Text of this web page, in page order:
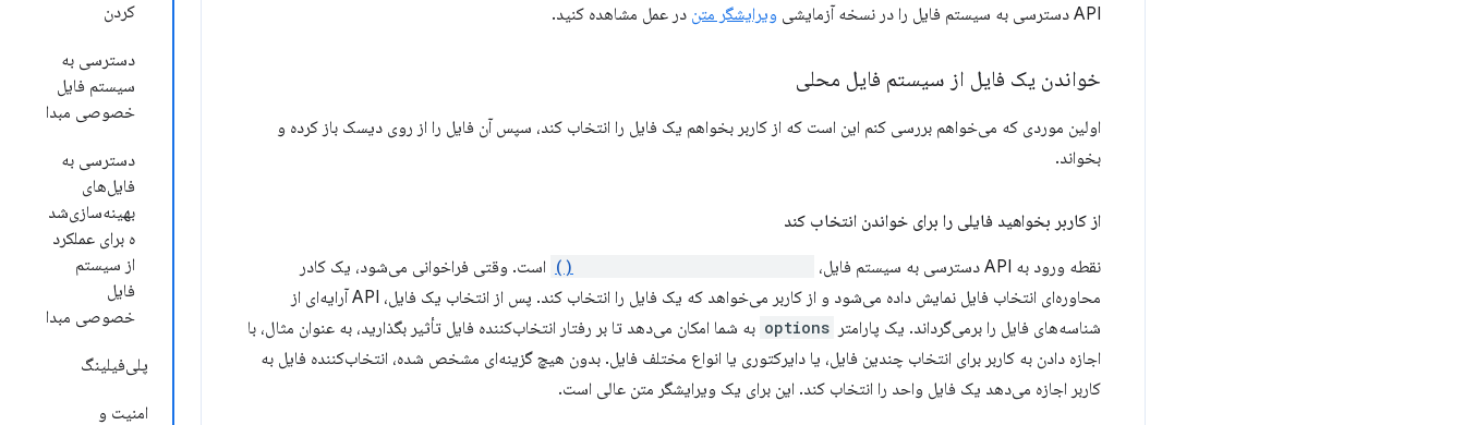
کردن
دسترسی به
سیستم فایل
خصوصی مبدا
دسترسی به
فایل‌های
بهینه‌سازی‌شد
ه برای عملکرد
از سیستم
فایل
خصوصی مبدا
پلی‌فیلینگ
امنیت و
API دسترسی به سیستم فایل را در نسخه آزمایشی ویرایشگر متن در عمل مشاهده کنید.
خواندن یک فایل از سیستم فایل محلی
اولین موردی که می‌خواهم بررسی کنم این است که از کاربر بخواهم یک فایل را انتخاب کند، سپس آن فایل را از روی دیسک باز کرده و
بخواند.
از کاربر بخواهید فایلی را برای خواندن انتخاب کند
نقطه ورود به API دسترسی به سیستم فایل،
است. وقتی فراخوانی می‌شود، یک کادر
محاوره‌ای انتخاب فایل نمایش داده می‌شود و از کاربر می‌خواهد که یک فایل را انتخاب کند. پس از انتخاب یک فایل، API آرایه‌ای از
شناسه‌های فایل را برمی‌گرداند. یک پارامتر options به شما امکان می‌دهد تا بر رفتار انتخاب‌کننده فایل تأثیر بگذارید، به عنوان مثال، با
اجازه دادن به کاربر برای انتخاب چندین فایل، یا دایرکتوری یا انواع مختلف فایل. بدون هیچ گزینه‌ای مشخص شده، انتخاب‌کننده فایل به
کاربر اجازه می‌دهد یک فایل واحد را انتخاب کند. این برای یک ویرایشگر متن عالی است.